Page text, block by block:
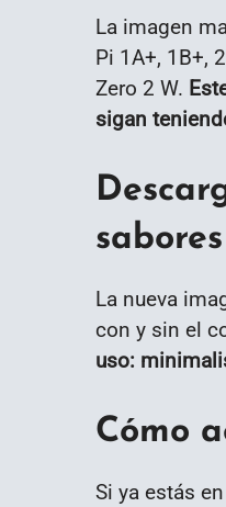
La imagen
Pi 1A+, 1B+,
Zero 2 W.
sigan
La nueva
con y sin el
uso:
Cómo
Si ya estás